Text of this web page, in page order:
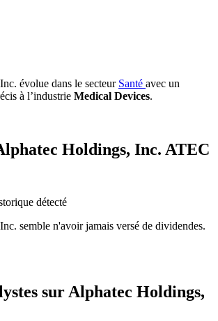
évolue dans le secteur Santé avec un
à l’industrie Medical Devices.
Holdings, Inc. ATEC
détecté
semble n'avoir jamais versé de dividendes.
sur Alphatec Holdings,